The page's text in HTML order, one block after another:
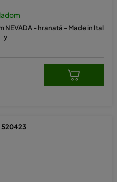
NEVADA - hranatá - Made in Ital
y
520423